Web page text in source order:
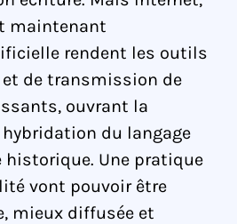
maintenant
rendent les outils
de transmission de
ouvrant la
hybridation du langage
historique. Une pratique
vont pouvoir être
mieux diffusée et